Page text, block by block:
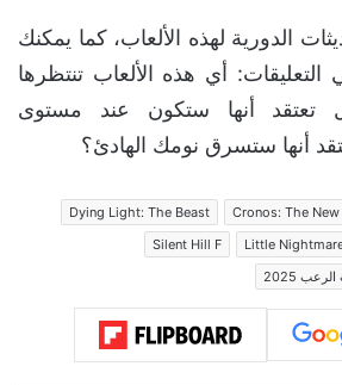
الدورية لهذه الألعاب، كما يمكنك
أي هذه الألعاب تنتظرها
تعتقد أنها ستكون عند مستوى
أنها ستسرق نومك الهادئ؟
Cronos: The
Dying Light: The Beast
Little
Silent Hill F
2025